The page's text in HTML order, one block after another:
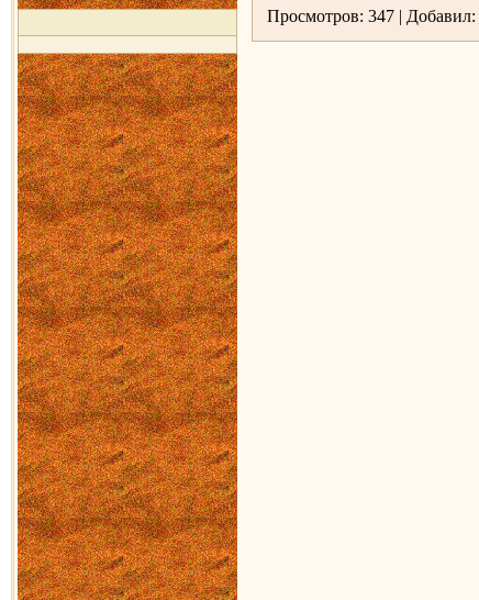
Просмотров: 347 | Добавил: